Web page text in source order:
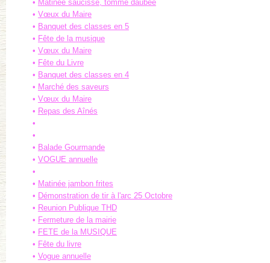
Matinée saucisse, tomme daubée
Vœux du Maire
Banquet des classes en 5
Fête de la musique
Vœux du Maire
Fête du Livre
Banquet des classes en 4
Marché des saveurs
Vœux du Maire
Repas des Aînés
Balade Gourmande
VOGUE annuelle
Matinée jambon frites
Démonstration de tir à l'arc 25 Octobre
Reunion Publique THD
Fermeture de la mairie
FETE de la MUSIQUE
Fête du livre
Vogue annuelle